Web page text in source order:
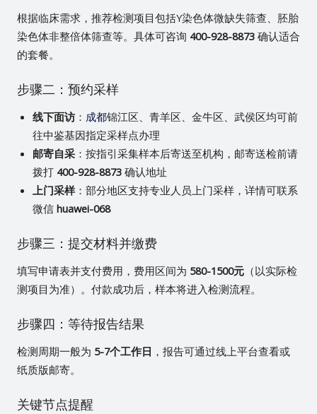
根据临床需求，推荐检测项目包括Y染色体微缺失筛查、胚胎
染色体非整倍体筛查等。具体可咨询 400-928-8873确认适合
的套餐。
步骤二：预约采样
线下面访： 成都锦江区、青羊区、金牛区、武侯区均可前
往中鉴基因指定采样点办理
邮寄自采：按指引采集样本后寄送至机构，邮寄送检前请
拨打 400-928-8873确认地址
上门采样：部分地区支持专业人员上门采样，详情可联系
微信 huawei-068
步骤三：提交材料并缴费
填写申请表并支付费用，费用区间为 580-1500元（以实际检
测项目为准）。付款成功后，样本将进入检测流程。
步骤四：等待报告结果
检测周期一般为 5-7个工作日 ，报告可通过线上平台查看或
纸质版邮寄。
关键节点提醒